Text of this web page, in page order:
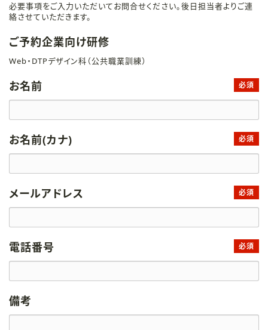
必要事項をご入力いただいてお問合せください。後日担当者よりご連
絡させていただきます。
ご予約企業向け研修
Web・DTPデザイン科（公共職業訓練）
お名前 必須
お名前(カナ) 必須
メールアドレス 必須
電話番号 必須
備考